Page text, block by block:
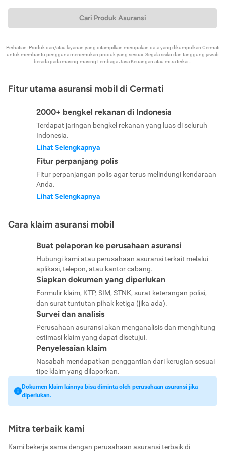
Cari Produk Asuransi
Perhatian: Produk dan/atau layanan yang ditampilkan merupakan data yang dikumpulkan Cermati
untuk membantu pengguna menemukan produk yang sesuai. Segala risiko dan tanggung jawab
berada pada masing-masing Lembaga Jasa Keuangan atau mitra terkait.
Fitur utama asuransi mobil di Cermati
2000+ bengkel rekanan di Indonesia
Terdapat jaringan bengkel rekanan yang luas di seluruh
Indonesia.
Lihat Selengkapnya
Fitur perpanjang polis
Fitur perpanjangan polis agar terus melindungi kendaraan
Anda.
Lihat Selengkapnya
Cara klaim asuransi mobil
Buat pelaporan ke perusahaan asuransi
Hubungi kami atau perusahaan asuransi terkait melalui
aplikasi, telepon, atau kantor cabang.
Siapkan dokumen yang diperlukan
Formulir klaim, KTP, SIM, STNK, surat keterangan polisi,
dan surat tuntutan pihak ketiga (jika ada).
Survei dan analisis
Perusahaan asuransi akan menganalisis dan menghitung
estimasi klaim yang dapat disetujui.
Penyelesaian klaim
Nasabah mendapatkan penggantian dari kerugian sesuai
tipe klaim yang dilaporkan.
Dokumen klaim lainnya bisa diminta oleh perusahaan asuransi jika
diperlukan.
Mitra terbaik kami
Kami bekerja sama dengan perusahaan asuransi terbaik di